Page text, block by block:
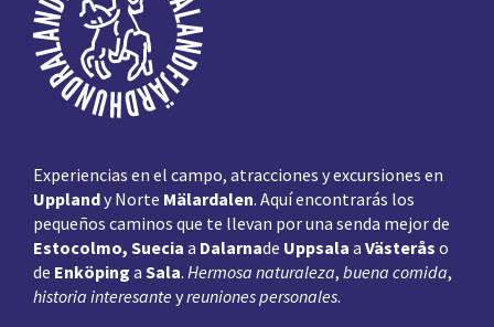
página
Experiencias en el campo, atracciones y excursiones en
Upplandy Norte Mälardalen. Aquí encontrarás los
pequeños caminos que te llevan por una senda mejor de
Estocolmo, Suecia a Dalarnade Uppsala a Västerås o
de Enköping a Sala. Hermosa naturaleza, buena comida,
historia interesante yreuniones personales.